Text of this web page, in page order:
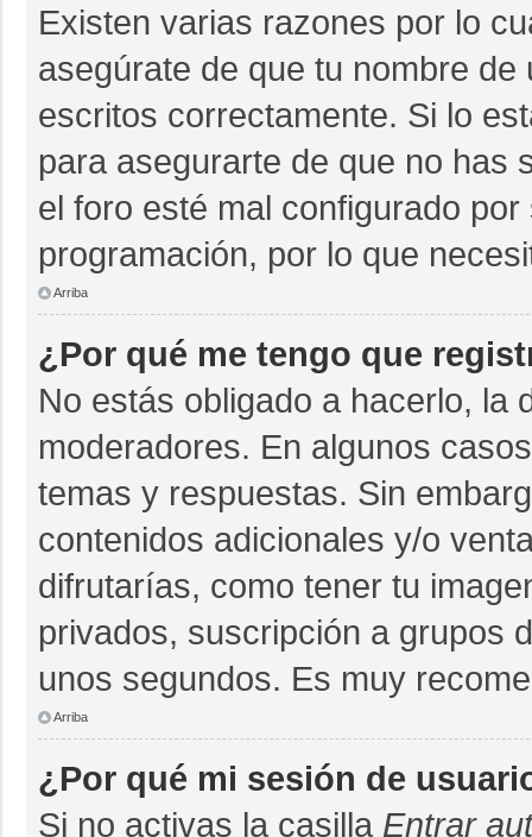
Existen varias razones por lo
asegúrate de que tu nombre
escritos correctamente. Si lo
para asegurarte de que no has
el foro esté mal configurado
programación, por lo que
Arriba
¿Por qué me tengo que
No estás obligado a hacerlo, la
moderadores. En algunos
temas y respuestas. Sin
contenidos adicionales y/o
difrutarías, como tener tu
privados, suscripción a grupos
unos segundos. Es muy
Arriba
¿Por qué mi sesión de
Si no activas la casilla Entrar